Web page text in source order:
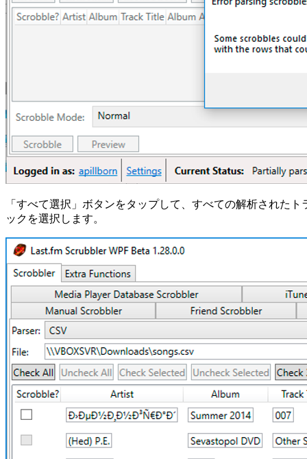
「すべて選択」ボタンをタップして、すべての解析されたト
ックを選択します。